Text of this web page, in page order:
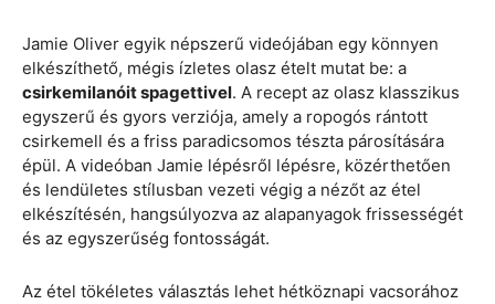
Jamie Oliver egyik népszerű videójában egy könnyen
elkészíthető, mégis ízletes olasz ételt mutat be: a
csirkemilanóit spagettivel. A recept az olasz klasszikus
egyszerű és gyors verziója, amely a ropogós rántott
csirkemell és a friss paradicsomos tészta párosítására
épül. A videóban Jamie lépésről lépésre, közérthetően
és lendületes stílusban vezeti végig a nézőt az étel
elkészítésén, hangsúlyozva az alapanyagok frissességét
és az egyszerűség fontosságát.
Az étel tökéletes választás lehet hétköznapi vacsorához